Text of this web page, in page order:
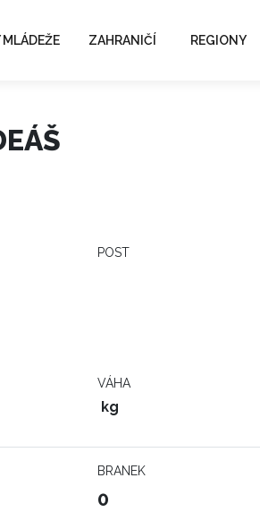
MLÁDEŽE ZAHRANIČÍ REGIONY
POST
VÁHA
kg
BRANEK
0